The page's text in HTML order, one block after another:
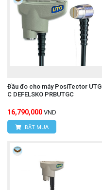
Đầu đo cho máy PosiTector UTG
C DEFELSKO PRBUTGC
16,790,000 VND
ĐẶT MUA